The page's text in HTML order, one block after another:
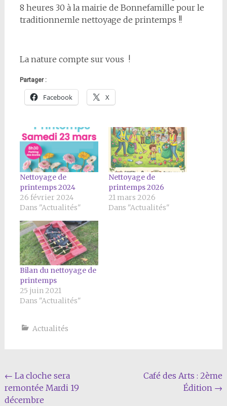
8 heures 30 à la mairie de Bonnefamille pour le
traditionnemle nettoyage de printemps !!
La nature compte sur vous !
Partager :
Facebook X
Nettoyage de
printemps 2024
26 février 2024
Dans "Actualités"
Nettoyage de
printemps 2026
21 mars 2026
Dans "Actualités"
Bilan du nettoyage de
printemps
25 juin 2021
Dans "Actualités"
Actualités
Navigation
Article
← La cloche sera
remontée Mardi 19
décembre
Café des Arts : 2ème
Édition →